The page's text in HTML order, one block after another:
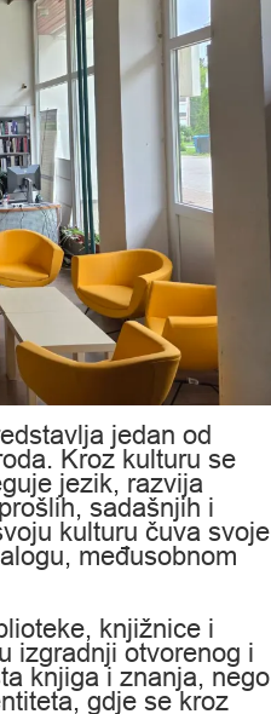
jedan od
Kroz kulturu se
jezik, razvija
sadašnjih i
kulturu čuva svoje
međusobnom
knjižnice i
izgradnji otvorenog i
knjiga i znanja, nego
gdje se kroz